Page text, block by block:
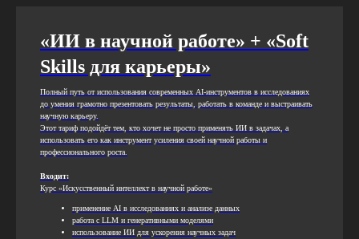
«ИИ в научной работе» + «Soft
Skills для карьеры»
Полный путь от использования современных AI-инструментов в исследованиях
до умения грамотно презентовать результаты, работать в команде и выстраивать
научную карьеру.
Этот тариф подойдёт тем, кто хочет не просто применять ИИ в задачах, а
использовать его как инструмент усиления своей научной работы и
профессионального роста.
Входит:
Курс «Искусственный интеллект в научной работе»
применение AI в исследованиях и анализе данных
работа с LLM и генеративными моделями
использование ИИ для ускорения научных задач